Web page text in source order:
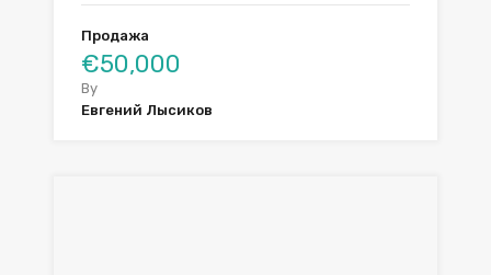
Продажа
€50,000
By
Евгений Лысиков